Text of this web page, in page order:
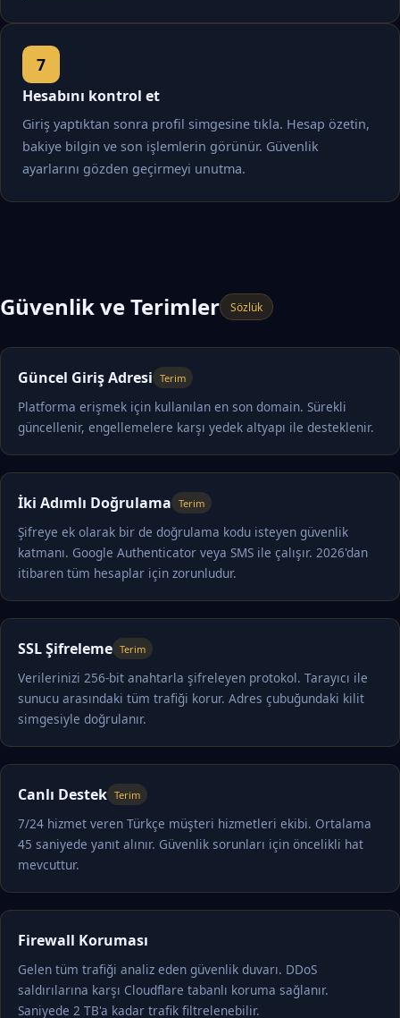
Hesabını kontrol et
Giriş yaptıktan sonra profil simgesine tıkla. Hesap özetin,
bakiye bilgin ve son işlemlerin görünür. Güvenlik
ayarlarını gözden geçirmeyi unutma.
Güvenlik ve Terimler Sözlük
Güncel Giriş Adresi Terim
Platforma erişmek için kullanılan en son domain. Sürekli
güncellenir, engellemelere karşı yedek altyapı ile desteklenir.
İki Adımlı Doğrulama Terim
Şifreye ek olarak bir de doğrulama kodu isteyen güvenlik
katmanı. Google Authenticator veya SMS ile çalışır. 2026'dan
itibaren tüm hesaplar için zorunludur.
SSL Şifreleme Terim
Verilerinizi 256-bit anahtarla şifreleyen protokol. Tarayıcı ile
sunucu arasındaki tüm trafiği korur. Adres çubuğundaki kilit
simgesiyle doğrulanır.
Canlı Destek Terim
7/24 hizmet veren Türkçe müşteri hizmetleri ekibi. Ortalama
45 saniyede yanıt alınır. Güvenlik sorunları için öncelikli hat
mevcuttur.
Firewall Koruması
Gelen tüm trafiği analiz eden güvenlik duvarı. DDoS
saldırılarına karşı Cloudflare tabanlı koruma sağlanır.
Saniyede 2 TB'a kadar trafik filtrelenebilir.